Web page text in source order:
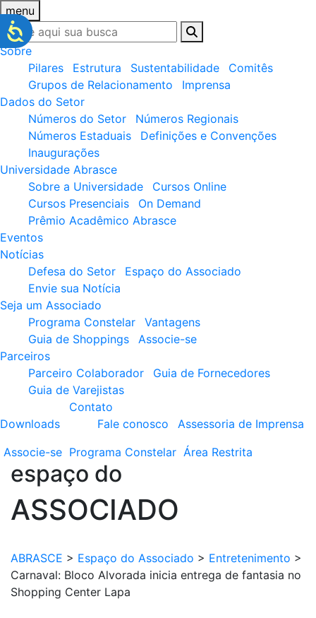
menu
Sobre
Pilares
Estrutura Sustentabilidade
Comitês
Grupos de Relacionamento
Imprensa
Dados do Setor
Números do Setor
Números Regionais
Números Estaduais
Definições e Convenções
Inaugurações
Universidade Abrasce
Sobre a Universidade
Cursos Online
Cursos Presenciais
On Demand
Prêmio Acadêmico Abrasce
Eventos
Notícias
Defesa do Setor
Espaço do Associado
Envie sua Notícia
Seja um Associado
Programa Constelar
Vantagens
Guia de Shoppings
Associe-se
Parceiros
Parceiro Colaborador
Guia de Fornecedores
Guia de Varejistas
Downloads
Contato
Fale conosco
Assessoria de Imprensa
Associe-se Programa Constelar Área Restrita
espaço do
ASSOCIADO
ABRASCE > Espaço do Associado > Entretenimento >
Carnaval: Bloco Alvorada inicia entrega de fantasia no
Shopping Center Lapa